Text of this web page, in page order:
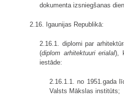
dokumenta izsniegšanas
2.16. Igaunijas Republikā:
2.16.1. diplomi par
(diplom arhitektuuri erialal),
iestāde:
2.16.1.1. no 1951.gada
Valsts Mākslas institūts;